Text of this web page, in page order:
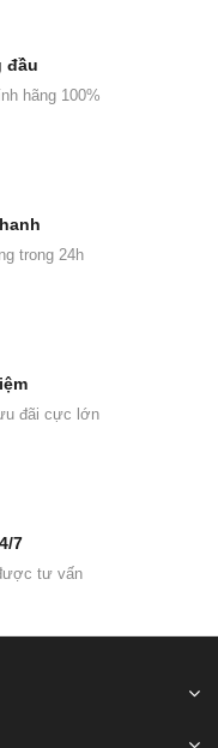
đầu
hãng 100%
trong 24h
đãi cực lớn
7
tư vấn